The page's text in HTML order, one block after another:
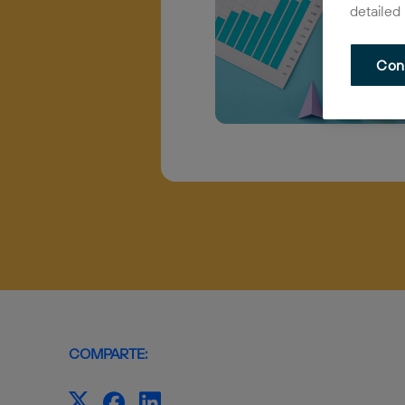
COMPARTE:
detailed